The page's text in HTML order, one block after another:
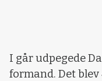
I går udpegede
formand. Det